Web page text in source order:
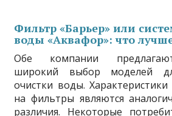
Фильтр «Барьер» или
воды «Аквафор»: что
Обе компании
широкий выбор моделей
очистки воды.
на фильтры являются
различия. Некоторые